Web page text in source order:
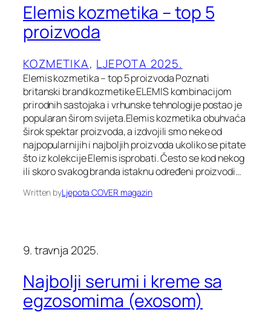
Elemis kozmetika – top 5
proizvoda
KOZMETIKA, LJEPOTA 2025.
Elemis kozmetika – top 5 proizvoda Poznati
britanski brand kozmetike ELEMIS kombinacijom
prirodnih sastojaka i vrhunske tehnologije postao je
popularan širom svijeta.Elemis kozmetika obuhvaća
širok spektar proizvoda, a izdvojili smo neke od
najpopularnijih i najboljih proizvoda ukoliko se pitate
što iz kolekcije Elemis isprobati. Često se kod nekog
ili skoro svakog branda istaknu određeni proizvodi…
Written byLjepota COVER magazin
9. travnja 2025.
Najbolji serumi i kreme sa
egzosomima (exosom)